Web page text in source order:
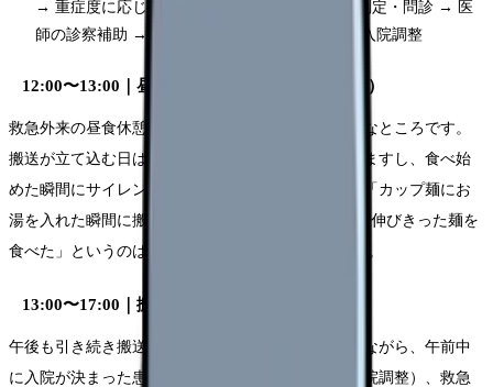
→ 重症度に応じて診察順序を決定 → バイタル測定・問診 → 医
師の診察補助 → 処方・処置 → 帰宅指導または入院調整
12:00〜13:00｜昼食休憩（取れるとは限らない）
救急外来の昼食休憩は「取れたらラッキー」が正直なところです。
搬送が立て込む日は昼食を食べられないこともありますし、食べ始
めた瞬間にサイレンが鳴ることも日常茶飯事です。「カップ麺にお
湯を入れた瞬間に搬送が来て、3分どころか30分後に伸びきった麺を
食べた」というのは、ER看護師あるあるの一つです。
13:00〜17:00｜搬送対応・入院調整・書類作成
午後も引き続き搬送対応とウォークイン対応を行いながら、午前中
に入院が決まった患者さんの病棟への引き継ぎ（入院調整）、救急